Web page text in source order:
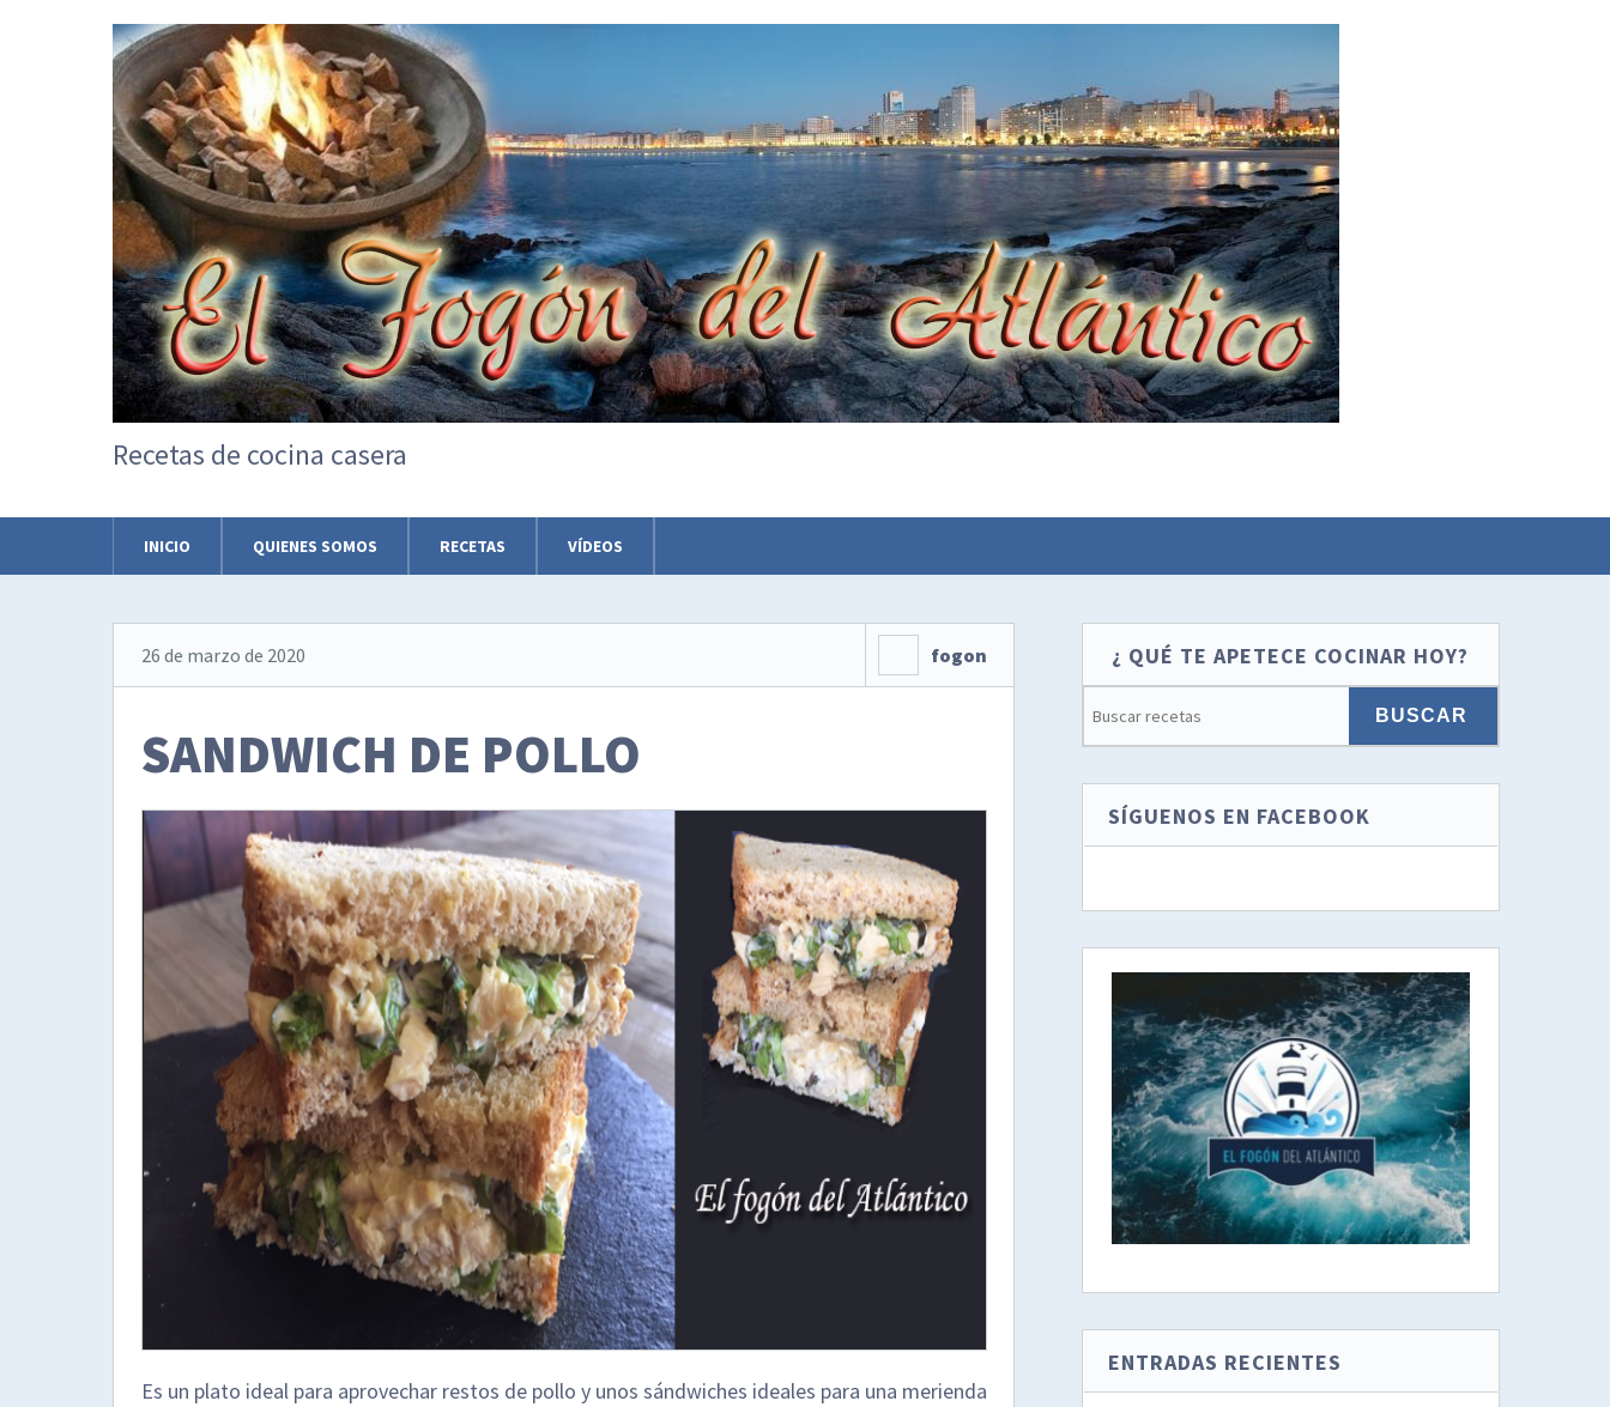
Recetas de cocina casera
INICIO QUIENES SOMOS RECETAS VÍDEOS
26 de marzo de 2020 fogon
SANDWICH DE POLLO
Es un plato ideal para aprovechar restos de pollo y unos sándwiches ideales para una merienda
¿ QUÉ TE APETECE COCINAR HOY?
SÍGUENOS EN FACEBOOK
ENTRADAS RECIENTES